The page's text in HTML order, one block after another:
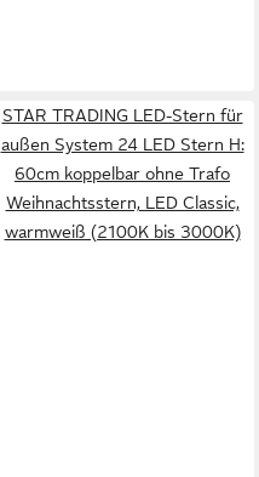
STAR TRADING LED-Stern für
außen System 24 LED Stern H:
60cm koppelbar ohne Trafo
Weihnachtsstern, LED Classic,
warmweiß (2100K bis 3000K)